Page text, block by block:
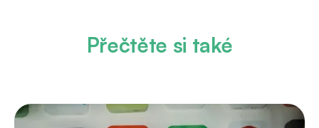
Přečtěte si také